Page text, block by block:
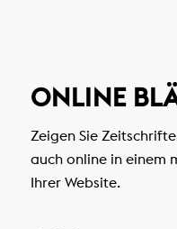
ONLINE
Zeigen Sie
auch online in einem
Ihrer Website.